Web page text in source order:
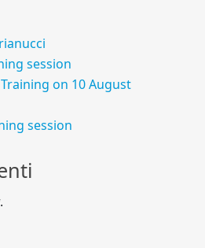
session
on 10 August
session